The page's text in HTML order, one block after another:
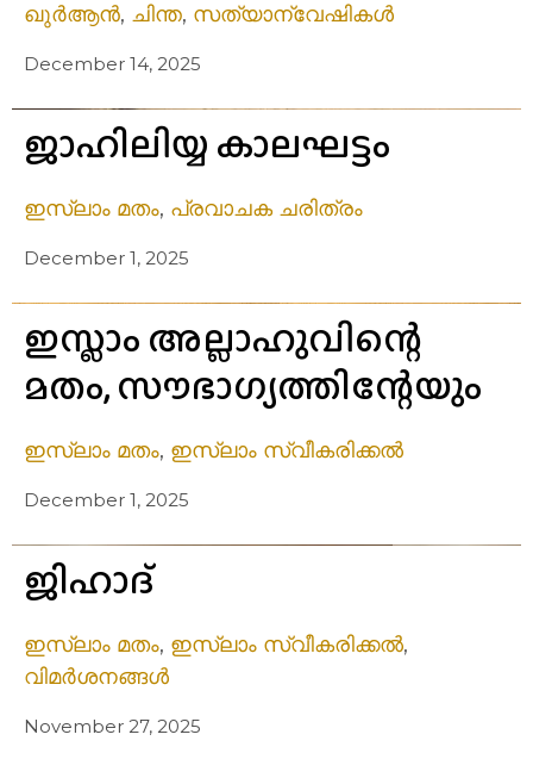
ഖുർആൻ, ചിന്ത, സത്യാന്വേഷികൾ
December 14, 2025
ജാഹിലിയ്യ കാലഘട്ടം
ഇസ്ലാം മതം, പ്രവാചക ചരിത്രം
December 1, 2025
ഇസ്ലാം അല്ലാഹുവിന്റെ
മതം, സൗഭാഗ്യത്തിന്റേയും
ഇസ്ലാം മതം, ഇസ്ലാം സ്വീകരിക്കൽ
December 1, 2025
ജിഹാദ്
ഇസ്ലാം മതം, ഇസ്ലാം സ്വീകരിക്കൽ,
വിമർശനങ്ങൾ
November 27, 2025